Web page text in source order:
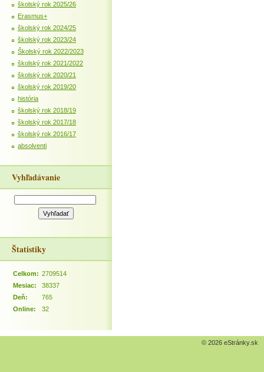
školský rok 2025/26
Erasmus+
školský rok 2024/25
školský rok 2023/24
Školský rok 2022/2023
školský rok 2021/2022
školský rok 2020/21
školský rok 2019/20
história
školský rok 2018/19
školský rok 2017/18
školský rok 2016/17
absolventi
Vyhľadávanie
Štatistiky
Online: 32
Celkom: 2709514
Mesiac:
38337
Deň:
765
© 2026 eStránky.sk